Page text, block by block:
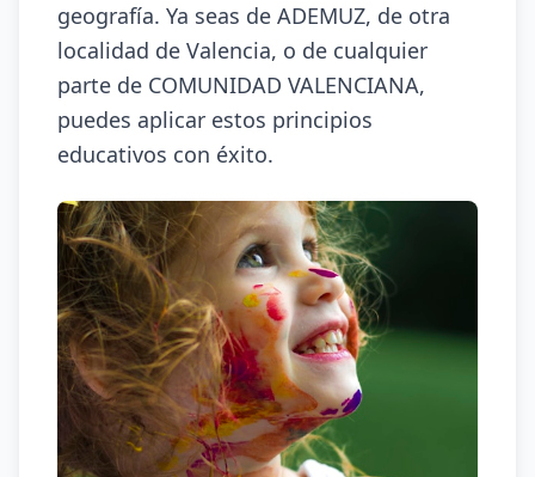
geografía. Ya seas de ADEMUZ, de otra
localidad de Valencia, o de cualquier
parte de COMUNIDAD VALENCIANA,
puedes aplicar estos principios
educativos con éxito.